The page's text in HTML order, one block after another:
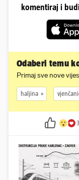
komentiraj i
Odaberi temu
Primaj sve nove
haljina
3